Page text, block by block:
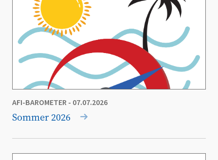
AFI-BAROMETER - 07.07.2026
Sommer 2026